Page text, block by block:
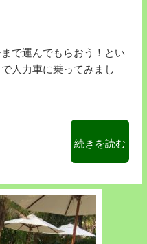
日
に
ン
食
べ
た
話】
で運んでもらおう！とい
人力車に乗ってみまし
“浅
草
門
か
ら
続きを読む